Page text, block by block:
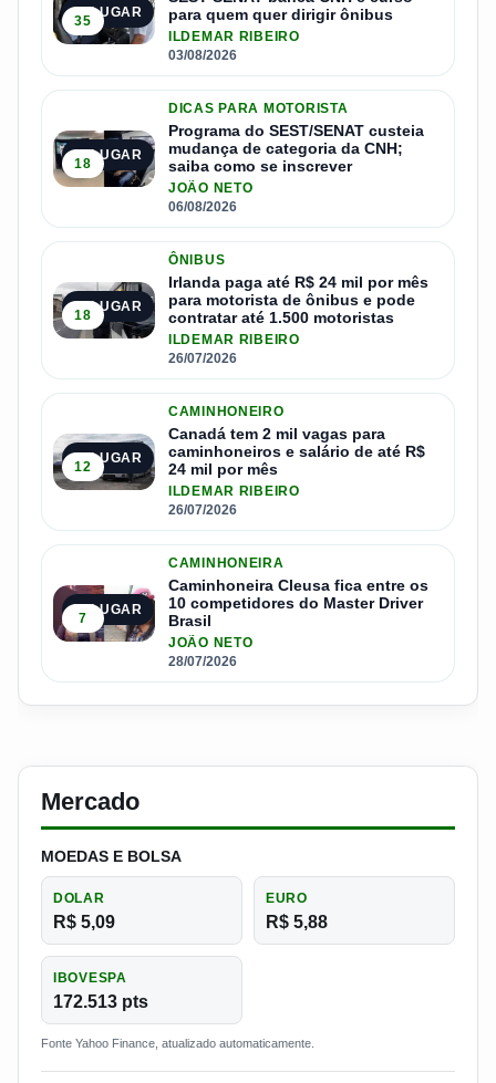
1º LUGAR
35
para quem quer dirigir ônibus
ILDEMAR RIBEIRO
03/08/2026
2º LUGAR
18
DICAS PARA MOTORISTA
Programa do SEST/SENAT custeia
mudança de categoria da CNH;
saiba como se inscrever
JOÃO NETO
06/08/2026
3º LUGAR
18
ÔNIBUS
Irlanda paga até R$ 24 mil por mês
para motorista de ônibus e pode
contratar até 1.500 motoristas
ILDEMAR RIBEIRO
26/07/2026
4º LUGAR
12
CAMINHONEIRO
Canadá tem 2 mil vagas para
caminhoneiros e salário de até R$
24 mil por mês
ILDEMAR RIBEIRO
26/07/2026
5º LUGAR
7
CAMINHONEIRA
Caminhoneira Cleusa fica entre os
10 competidores do Master Driver
Brasil
JOÃO NETO
28/07/2026
Mercado
MOEDAS E BOLSA
DOLAR
R$ 5,09
EURO
R$ 5,88
IBOVESPA
172.513 pts
Fonte Yahoo Finance, atualizado automaticamente.